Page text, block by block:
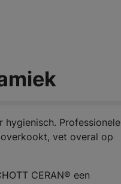
hygienisch. Professionele
vet overal op
CERAN® een